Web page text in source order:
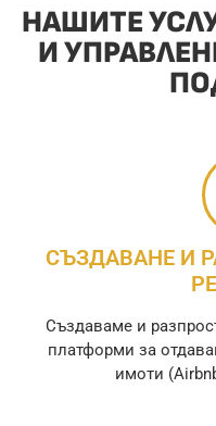
НАШИТЕ
И
СЪЗДАВАНЕ И
Създаваме и
платформи за
имоти